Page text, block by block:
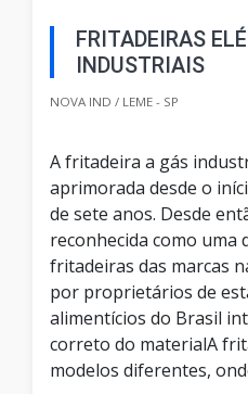
FRITADEIRAS
INDUSTRIAIS
NOVA IND / LEME - SP
A fritadeira a gás
aprimorada desde o
de sete anos. Desde
reconhecida como uma
fritadeiras das marcas
por proprietários de
alimentícios do Brasil
correto do materialA
modelos diferentes,